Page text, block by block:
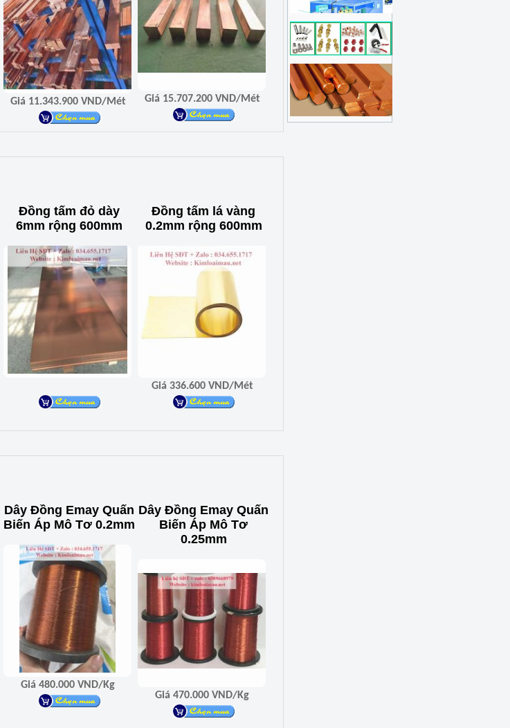
Giá 11.343.900 VND/Mét Giá 15.707.200 VND/Mét
Đồng tấm đỏ dày
6mm rộng 600mm
Đồng tấm lá vàng
0.2mm rộng 600mm
Giá 336.600 VND/Mét
Dây Đồng Emay Quấn
Biến Áp Mô Tơ 0.2mm
Giá 480.000 VND/Kg
Dây Đồng Emay Quấn
Biến Áp Mô Tơ
0.25mm
Giá 470.000 VND/Kg